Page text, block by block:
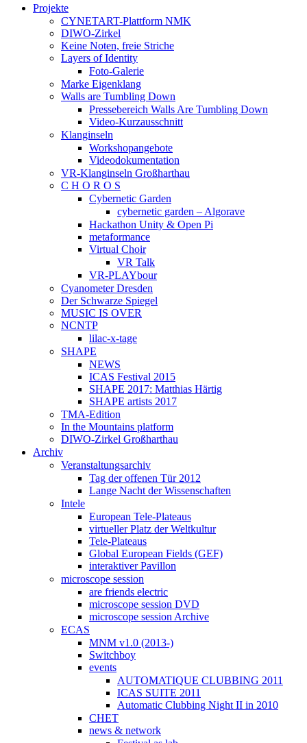
Projekte
CYNETART-Plattform NMK
DIWO-Zirkel
Keine Noten, freie Striche
Layers of Identity
Foto-Galerie
Marke Eigenklang
Walls are Tumbling Down
Pressebereich Walls Are Tumbling Down
Video-Kurzausschnitt
Klanginseln
Workshopangebote
Videodokumentation
VR-Klanginseln Großharthau
C H O R O S
Cybernetic Garden
cybernetic garden – Algorave
Hackathon Unity & Open Pi
metaformance
Virtual Choir
VR Talk
VR-PLAYbour
Cyanometer Dresden
Der Schwarze Spiegel
MUSIC IS OVER
NCNTP
lilac-x-tage
SHAPE
NEWS
ICAS Festival 2015
SHAPE 2017: Matthias Härtig
SHAPE artists 2017
TMA-Edition
In the Mountains platform
DIWO-Zirkel Großharthau
Archiv
Veranstaltungsarchiv
Tag der offenen Tür 2012
Lange Nacht der Wissenschaften
Intele
European Tele-Plateaus
virtueller Platz der Weltkultur
Tele-Plateaus
Global European Fields (GEF)
interaktiver Pavillon
microscope session
are friends electric
microscope session DVD
microscope session Archive
ECAS
MNM v1.0 (2013-)
Switchboy
events
AUTOMATIQUE CLUBBING 2011
ICAS SUITE 2011
Automatic Clubbing Night II in 2010
CHET
news & network